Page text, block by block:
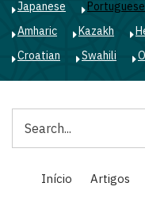
Japanese
Portuguese
Amharic
Kazakh
Croatian
Swahili
Main
navigation
Início Artigos